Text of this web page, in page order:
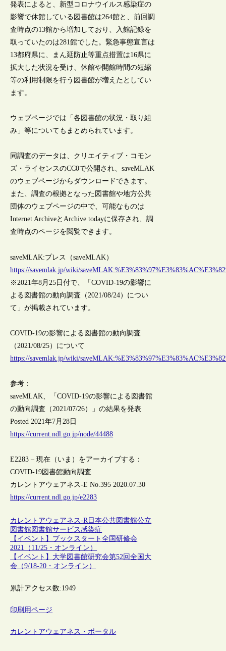
発表によると、新型コロナウイルス感染症の
影響で休館している図書館は264館と、前回調
査時点の13館から増加しており、入館記録を
取っていたのは281館でした。緊急事態宣言は
13都府県に、まん延防止等重点措置は16県に
拡大した状況を受け、休館や開館時間の短縮
等の利用制限を行う図書館が増えたとしてい
ます。
ウェブページでは「各図書館の状況・取り組
み」等についてもまとめられています。
同調査のデータは、クリエイティブ・コモン
ズ・ライセンスのCC0で公開され、saveMLAK
のウェブページからダウンロードできます。
また、調査の根拠となった図書館や地方公共
団体のウェブページの中で、可能なものは
Internet ArchiveとArchive todayに保存され、調
査時点のページを閲覧できます。
saveMLAK:プレス（saveMLAK）
https://savemlak.jp/wiki/
※2021年8月25日付で、「COVID-19の影響に
よる図書館の動向調査（2021/08/24）につい
て」が掲載されています。
COVID-19の影響による図書館の動向調査
（2021/08/25）について
https://savemlak.jp/wiki/
参考：
saveMLAK、「COVID-19の影響による図書館
の動向調査（2021/07/26）」の結果を発表
Posted 2021年7月28日
https://current.ndl.go.jp/node/44488
E2283 – 現在（いま）をアーカイブする：
COVID-19図書館動向調査
カレントアウェアネス-E No.395 2020.07.30
https://current.ndl.go.jp/e2283
カレントアウェアネス-R日本公共図書館公立
図書館図書館サービス感染症
【イベント】ブックスタート全国研修会
2021（11/25・オンライン）
【イベント】大学図書館研究会第52回全国大
会（9/18-20・オンライン）
累計アクセス数:1949
印刷用ページ
カレントアウェアネス・ポータル